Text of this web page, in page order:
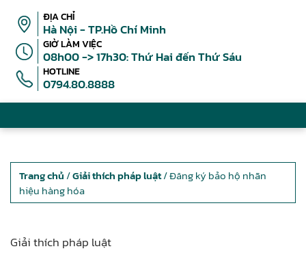
ĐỊA CHỈ
Hà Nội - TP.Hồ Chí Minh
GIỜ LÀM VIỆC
08h00 -> 17h30: Thứ Hai đến Thứ Sáu
HOTLINE
0794.80.8888
Trang chủ /Giải thích pháp luật/ Đăng ký bảo hộ nhãn
hiệu hàng hóa
Giải thích pháp luật